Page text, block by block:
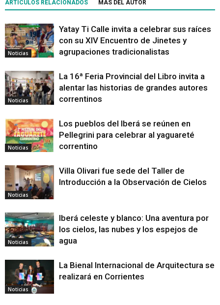
ARTÍCULOS RELACIONADOS MÁS DEL AUTOR
Noticias
Yatay Ti Calle invita a celebrar sus raíces
con su XIV Encuentro de Jinetes y
agrupaciones tradicionalistas
Noticias
La 16ª Feria Provincial del Libro invita a
alentar las historias de grandes autores
correntinos
Noticias
Los pueblos del Iberá se reúnen en
Pellegrini para celebrar al yaguareté
correntino
Noticias
Villa Olivari fue sede del Taller de
Introducción a la Observación de Cielos
Noticias
Iberá celeste y blanco: Una aventura por
los cielos, las nubes y los espejos de
agua
Noticias
La Bienal Internacional de Arquitectura se
realizará en Corrientes